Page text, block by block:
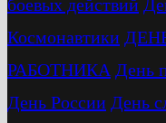
боевых действий
Космонавтики
РАБОТНИКА День
День России День